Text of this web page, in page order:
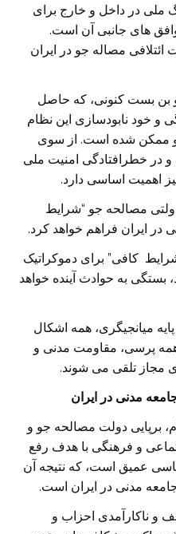
ملی در داخل و خارج برای
توافق های جانبی آن است.
مصاله جو در ایران
و بن بست کنونی، که حاصل
و خود نابودسازی این نظام
ممکن شده است. از سوی
و در خطرافتادگی امنیت ملی
اهمیت اساسی دارد.
دولتی مصالحه جو “شرایط
در ایران فراهم خواهد کرد.
کافی” برای دموکراتیک
بستگی به حوادث آینده خواهد
میانجیگری، همه اشکال
همه پرسی، مقاومت مدنی و
مجاز تلقی می شوند.
مدنی در ایران
برپایی دولت مصالحه جو و
و فرهنگی با هدف رفع
عمیق است، که نتیجه آن
مدنی در ایران است.
و ناکارآمدی احزاب و